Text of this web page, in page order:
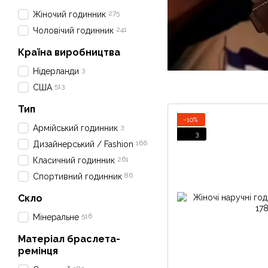
−10%
3
Жіночий годинник 275
Чоловічий годинник 241
Країна виробництва
Нідерланди 3
США 513
Тип
Армійський годинник 3
Дизайнерський / Fashion 166
Класичний годинник 261
Спортивний годинник 86
Скло
Мінеральне 516
Матеріал браслета-
ремінця